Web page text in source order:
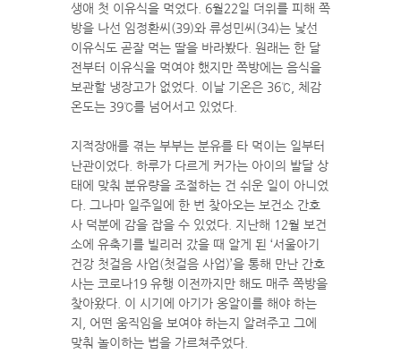
생애 첫 이유식을 먹었다. 6월22일 더위를 피해 쪽
방을 나선 임정환씨(39)와 류성민씨(34)는 낯선
이유식도 곧잘 먹는 딸을 바라봤다. 원래는 한 달
전부터 이유식을 먹여야 했지만 쪽방에는 음식을
보관할 냉장고가 없었다. 이날 기온은 36℃, 체감
온도는 39℃를 넘어서고 있었다.
지적장애를 겪는 부부는 분유를 타 먹이는 일부터
난관이었다. 하루가 다르게 커가는 아이의 발달 상
태에 맞춰 분유량을 조절하는 건 쉬운 일이 아니었
다. 그나마 일주일에 한 번 찾아오는 보건소 간호
사 덕분에 감을 잡을 수 있었다. 지난해 12월 보건
소에 유축기를 빌리러 갔을 때 알게 된 ‘서울아기
건강 첫걸음 사업(첫걸음 사업)’을 통해 만난 간호
사는 코로나19 유행 이전까지만 해도 매주 쪽방을
찾아왔다. 이 시기에 아기가 옹알이를 해야 하는
지, 어떤 움직임을 보여야 하는지 알려주고 그에
맞춰 놀이하는 법을 가르쳐주었다.